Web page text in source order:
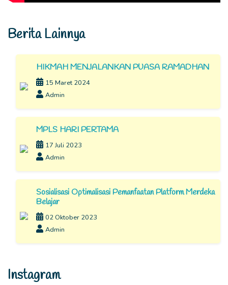
Berita Lainnya
HIKMAH MENJALANKAN PUASA RAMADHAN
15 Maret 2024
Admin
MPLS HARI PERTAMA
17 Juli 2023
Admin
Sosialisasi Optimalisasi Pemanfaatan Platform Merdeka
Belajar
02 Oktober 2023
Admin
Instagram